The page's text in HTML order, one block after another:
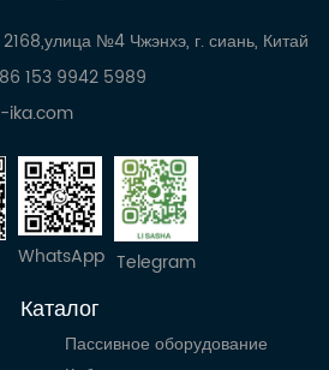
№4 Чжэнхэ, г. сиань, Китай
153 9942 5989
ika.com
WhatsApp Telegram
Каталог
Пассивное оборудование